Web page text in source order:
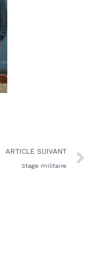
ARTICLE SUIVANT
Stage militaire